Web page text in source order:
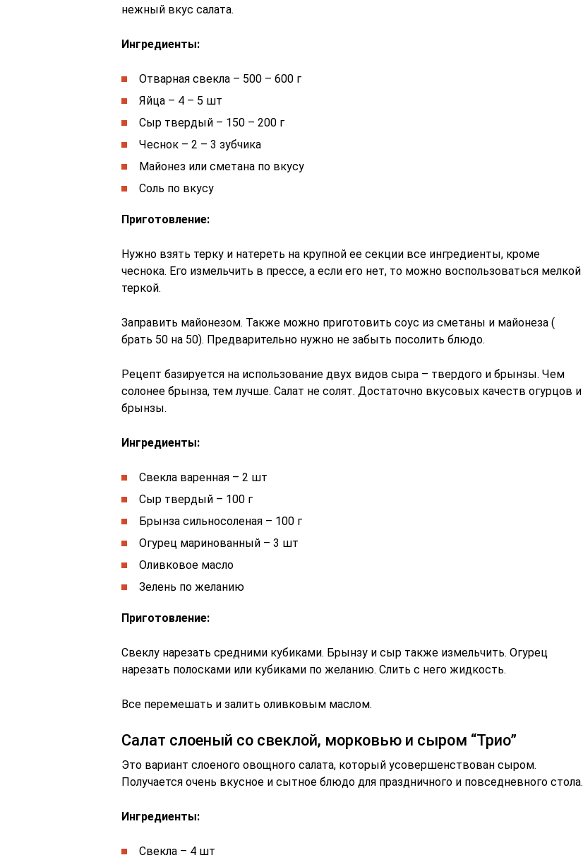
нежный вкус салата.
Ингредиенты:
Отварная свекла – 500 – 600 г
Яйца – 4 – 5 шт
Сыр твердый – 150 – 200 г
Чеснок – 2 – 3 зубчика
Майонез или сметана по вкусу
Соль по вкусу
Приготовление:
Нужно взять терку и натереть на крупной ее секции все ингредиенты, кроме
чеснока. Его измельчить в прессе, а если его нет, то можно воспользоваться мелкой
теркой.
Заправить майонезом. Также можно приготовить соус из сметаны и майонеза (
брать 50 на 50). Предварительно нужно не забыть посолить блюдо.
Рецепт базируется на использование двух видов сыра – твердого и брынзы. Чем
солонее брынза, тем лучше. Салат не солят. Достаточно вкусовых качеств огурцов и
брынзы.
Ингредиенты:
Свекла варенная – 2 шт
Сыр твердый – 100 г
Брынза сильносоленая – 100 г
Огурец маринованный – 3 шт
Оливковое масло
Зелень по желанию
Приготовление:
Свеклу нарезать средними кубиками. Брынзу и сыр также измельчить. Огурец
нарезать полосками или кубиками по желанию. Слить с него жидкость.
Все перемешать и залить оливковым маслом.
Салат слоеный со свеклой, морковью и сыром “Трио”
Это вариант слоеного овощного салата, который усовершенствован сыром.
Получается очень вкусное и сытное блюдо для праздничного и повседневного стола.
Ингредиенты:
Свекла – 4 шт